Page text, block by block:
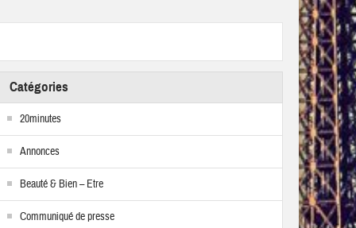
Catégories
20minutes
Annonces
Beauté & Bien – Etre
Communiqué de presse